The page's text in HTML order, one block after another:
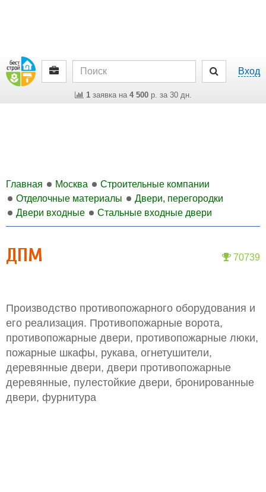
Вход
1заявка на 4 500р. за 30 дн.
Главная Москва
Строительные компании
Отделочные материалы
Двери, перегородки
Двери входные
Стальные входные двери
70739
ДПМ
Производство противопожарного оборудования и
его реализация. Противопожарные ворота,
противопожарные двери, противопожарные люки,
пожарные шкафы, рукава, огнетушители,
деревянные двери, двери противопожарные
деревянные, пулестойкие двери, бронированные
двери, фурнитура